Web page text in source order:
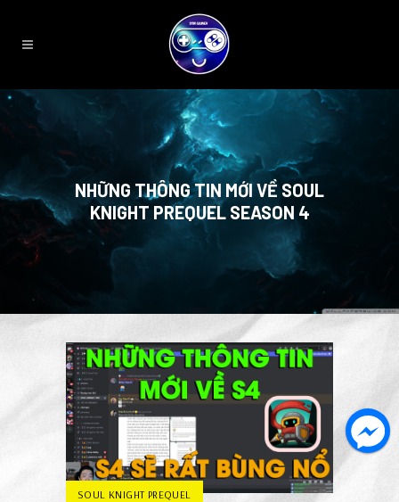
NHỮNG THÔNG TIN MỚI VỀ SOUL
KNIGHT PREQUEL SEASON 4
SOUL KNIGHT PREQUEL